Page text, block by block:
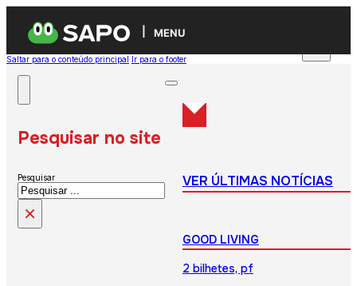
MENU
Saltar para o conteúdo principal Ir para o footer
Pesquisar no site
Pesquisar
×
VER ÚLTIMAS NOTÍCIAS
GOOD LIVING
2 bilhetes, pf